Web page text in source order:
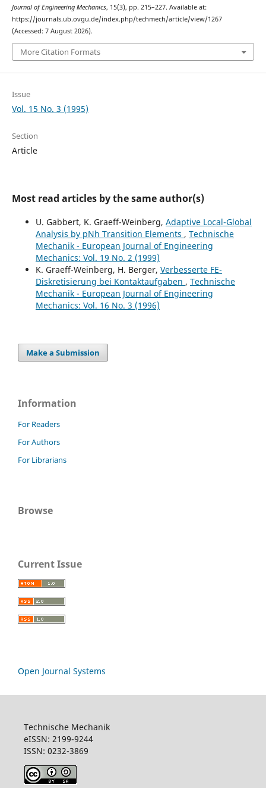
Journal of Engineering Mechanics, 15(3), pp. 215–227. Available at:
https://journals.ub.ovgu.de/index.php/techmech/article/view/1267
(Accessed: 7 August 2026).
More Citation Formats
Issue
Vol. 15 No. 3 (1995)
Section
Article
Most read articles by the same author(s)
U. Gabbert, K. Graeff-Weinberg, Adaptive Local-Global
Analysis by pNh Transition Elements , Technische
Mechanik - European Journal of Engineering
Mechanics: Vol. 19 No. 2 (1999)
K. Graeff-Weinberg, H. Berger, Verbesserte FE-
Diskretisierung bei Kontaktaufgaben , Technische
Mechanik - European Journal of Engineering
Mechanics: Vol. 16 No. 3 (1996)
Make a Submission
Information
For Readers
For Authors
For Librarians
Browse
Current Issue
Open Journal Systems
Technische Mechanik
eISSN: 2199-9244
ISSN: 0232-3869